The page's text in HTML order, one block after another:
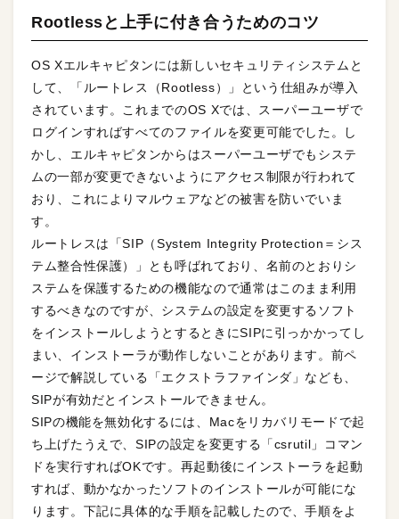
Rootlessと上手に付き合うためのコツ
OS Xエルキャピタンには新しいセキュリティシステムと
して、「ルートレス（Rootless）」という仕組みが導入
されています。これまでのOS Xでは、スーパーユーザで
ログインすればすべてのファイルを変更可能でした。し
かし、エルキャピタンからはスーパーユーザでもシステ
ムの一部が変更できないようにアクセス制限が行われて
おり、これによりマルウェアなどの被害を防いでいま
す。
ルートレスは「SIP（System Integrity Protection＝シス
テム整合性保護）」とも呼ばれており、名前のとおりシ
ステムを保護するための機能なので通常はこのまま利用
するべきなのですが、システムの設定を変更するソフト
をインストールしようとするときにSIPに引っかかってし
まい、インストーラが動作しないことがあります。前ペ
ージで解説している「エクストラファインダ」なども、
SIPが有効だとインストールできません。
SIPの機能を無効化するには、Macをリカバリモードで起
ち上げたうえで、SIPの設定を変更する「csrutil」コマン
ドを実行すればOKです。再起動後にインストーラを起動
すれば、動かなかったソフトのインストールが可能にな
ります。下記に具体的な手順を記載したので、手順をよ